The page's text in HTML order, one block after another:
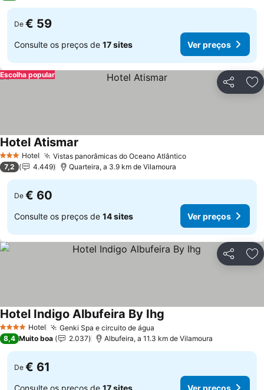
De € 59
Consulte os preços de 17 sites Ver preços
Partilhar
Escolha popular
3 EstrelasHotel Vistas panorâmicas do Oceano AtlânticoVer preços
Hotel Atismar
7,2 4.449 Quarteira, a 3.9 km de Vilamoura
De € 60
Consulte os preços de 14 sites Ver preços
Partilhar
4 EstrelasHotel Genki Spa e circuito de água
Hotel Indigo Albufeira By Ihg
8,4 Muito boa 2.037 Albufeira, a 11.3 km de Vilamoura
De € 61
Consulte os preços de 17 sites Ver preços